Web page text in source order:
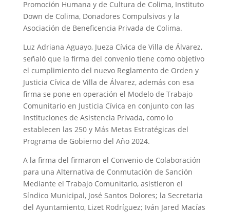
Promoción Humana y de Cultura de Colima, Instituto
Down de Colima, Donadores Compulsivos y la
Asociación de Beneficencia Privada de Colima.
Luz Adriana Aguayo, Jueza Cívica de Villa de Álvarez,
señaló que la firma del convenio tiene como objetivo
el cumplimiento del nuevo Reglamento de Orden y
Justicia Cívica de Villa de Álvarez, además con esa
firma se pone en operación el Modelo de Trabajo
Comunitario en Justicia Cívica en conjunto con las
Instituciones de Asistencia Privada, como lo
establecen las 250 y Más Metas Estratégicas del
Programa de Gobierno del Año 2024.
A la firma del firmaron el Convenio de Colaboración
para una Alternativa de Conmutación de Sanción
Mediante el Trabajo Comunitario, asistieron el
Síndico Municipal, José Santos Dolores; la Secretaria
del Ayuntamiento, Lizet Rodríguez; Iván Jared Macías